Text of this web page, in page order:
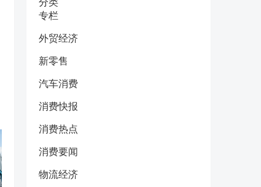
分类
专栏
外贸经济
新零售
汽车消费
消费快报
消费热点
消费要闻
物流经济